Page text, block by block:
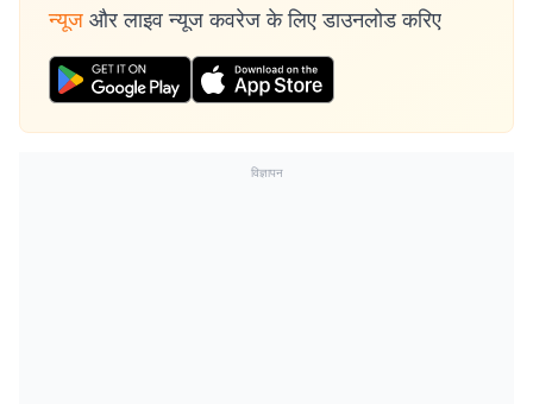
न्यूज और लाइव न्यूज कवरेज के लिए डाउनलोड करिए
विज्ञापन